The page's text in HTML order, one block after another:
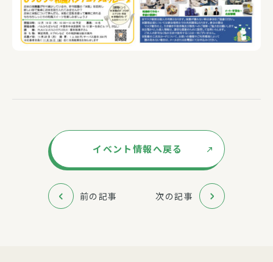
イベント情報へ戻る
前の記事 次の記事